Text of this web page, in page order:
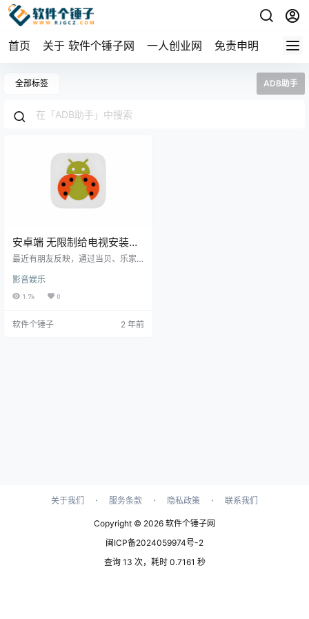
首页 关于 软件个锤子网 一人创业网 免责申明
全部标签 ADB助手
安卓端 无限制给电视安装软
件 甲壳虫 ADB助手 v1.3.1 免
最近有朋友反映，通过当贝、乐家
常常会遇到显示失败或解析失败的
问题。这主要是因为电视厂商的设
这些问题，如安装在盒子或投影机
影音娱乐
1.7k 0
软件个锤子 2 年前
关于我们 · 服务条款 · 隐私政策 · 联系我们
Copyright © 2026 软件个锤子网
闽ICP备2024059974号-2
查询 13 次，耗时 0.7161 秒